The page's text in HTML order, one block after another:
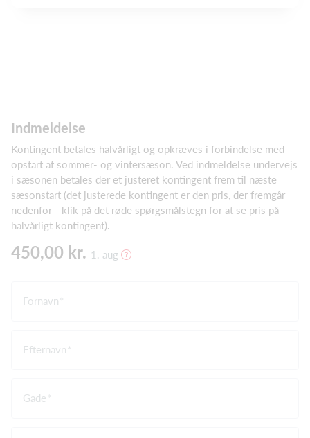
Indmeldelse
Kontingent betales halvårligt og opkræves i forbindelse med
opstart af sommer- og vintersæson. Ved indmeldelse undervejs
i sæsonen betales der et justeret kontingent frem til næste
sæsonstart (det justerede kontingent er den pris, der fremgår
nedenfor - klik på det røde spørgsmålstegn for at se pris på
halvårligt kontingent).
450,00 kr. 1. aug
Fornavn
Efternavn
Gade